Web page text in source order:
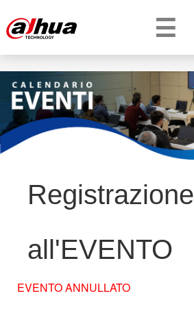
☰
Registrazione
all'EVENTO
EVENTO ANNULLATO